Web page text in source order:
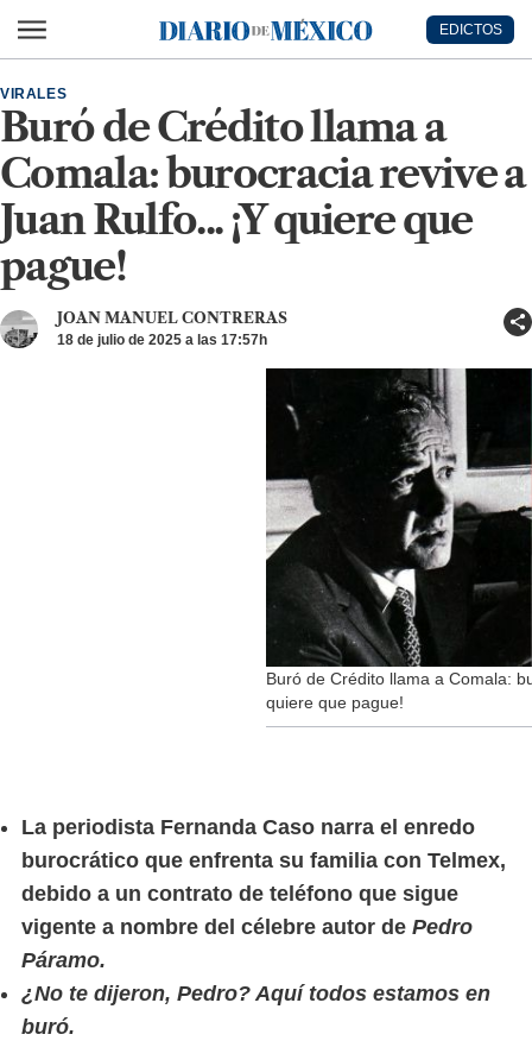
Diario de México
EDICTOS
Buró de Crédito llama a
Comala: burocracia revive a
Juan Rulfo... ¡Y quiere que
pague!
VIRALES
JOAN MANUEL CONTRERAS
18 de julio de 2025 a las 17:57h
Buró de Crédito llama a Comala:
quiere que pague!
La periodista Fernanda Caso narra el enredo
burocrático que enfrenta su familia con Telmex,
debido a un contrato de teléfono que sigue
vigente a nombre del célebre autor de Pedro
Páramo.
¿No te dijeron, Pedro? Aquí todos estamos en
buró.